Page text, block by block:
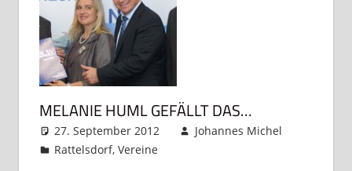
MELANIE HUML GEFÄLLT DAS…
27. September 2012
Johannes Michel
Rattelsdorf,Vereine